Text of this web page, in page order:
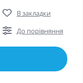
В закладки
До порівняння